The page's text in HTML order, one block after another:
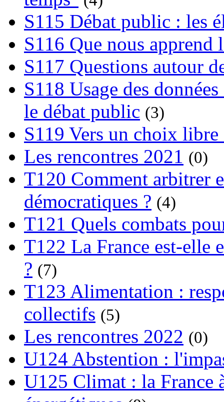
S115 Débat public : les
S116 Que nous apprend
S117 Questions autour
S118 Usage des
le débat public (3)
S119 Vers un choix
Les rencontres 2021 (0)
T120 Comment arbitrer
démocratiques ? (4)
T121 Quels combats
T122 La France est-elle
? (7)
T123 Alimentation :
collectifs (5)
Les rencontres 2022 (0)
U124 Abstention :
U125 Climat : la France